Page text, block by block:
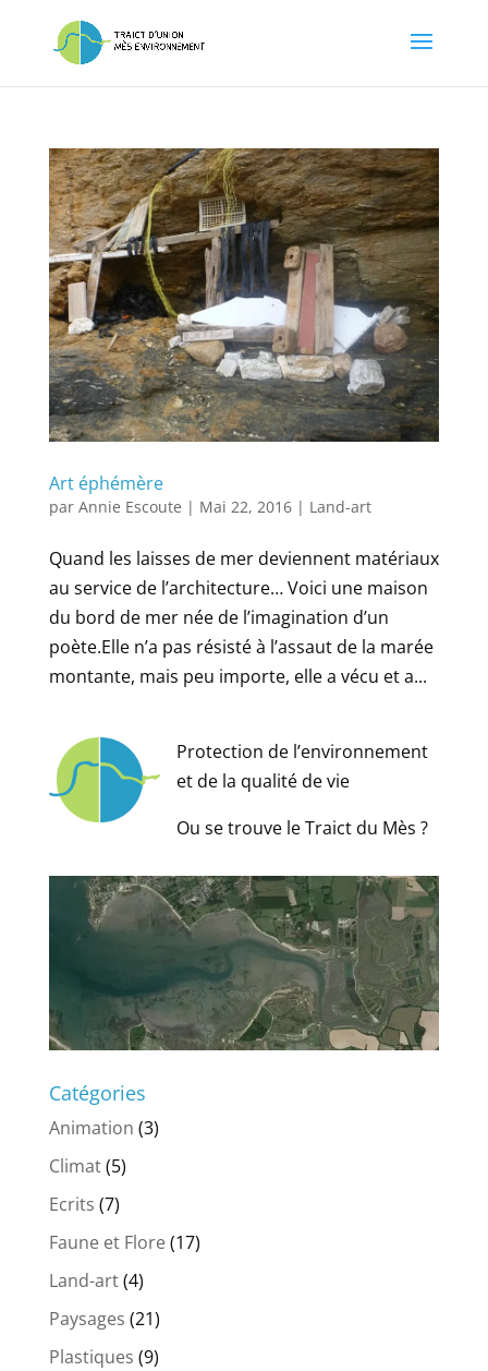
Art éphémère
par Annie Escoute | Mai 22, 2016| Land-art
Quand les laisses de mer deviennent matériaux
au service de l’architecture… Voici une maison
du bord de mer née de l’imagination d’un
poète.Elle n’a pas résisté à l’assaut de la marée
montante, mais peu importe, elle a vécu et a...
Protection de l’environnement
et de la qualité de vie
Ou se trouve le Traict du Mès ?
Catégories
Animation (3)
Climat(5)
Ecrits (7)
Faune et Flore(17)
Land-art(4)
Paysages (21)
Plastiques (9)